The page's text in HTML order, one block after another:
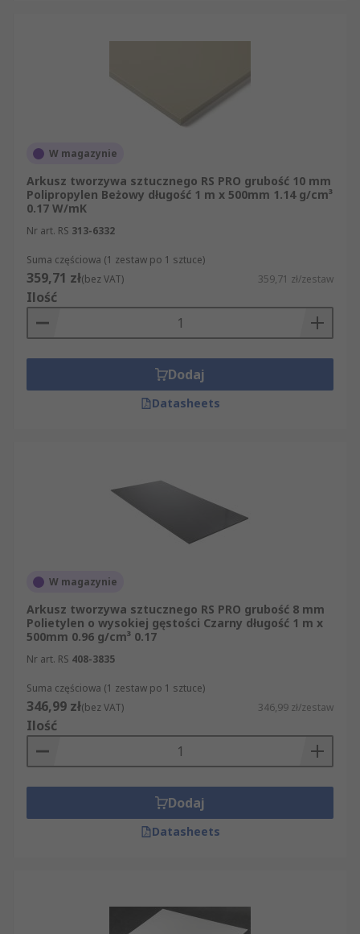
W magazynie
Arkusz tworzywa sztucznego RS PRO grubość 10 mm
Polipropylen Beżowy długość 1 m x 500mm 1.14 g/cm³
0.17 W/mK
Nr art. RS 313-6332
Suma częściowa (1 zestaw po 1 sztuce)
359,71 zł(bez VAT) 359,71 zł/zestaw
Ilość
Dodaj
Datasheets
W magazynie
Arkusz tworzywa sztucznego RS PRO grubość 8 mm
Polietylen o wysokiej gęstości Czarny długość 1 m x
500mm 0.96 g/cm³ 0.17
Nr art. RS 408-3835
Suma częściowa (1 zestaw po 1 sztuce)
346,99 zł(bez VAT) 346,99 zł/zestaw
Ilość
Dodaj
Datasheets